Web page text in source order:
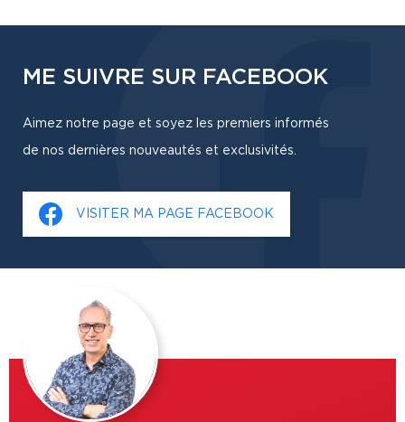
ME SUIVRE SUR FACEBOOK
Aimez notre page et soyez les premiers informés
de nos dernières nouveautés et exclusivités.
VISITER MA PAGE FACEBOOK